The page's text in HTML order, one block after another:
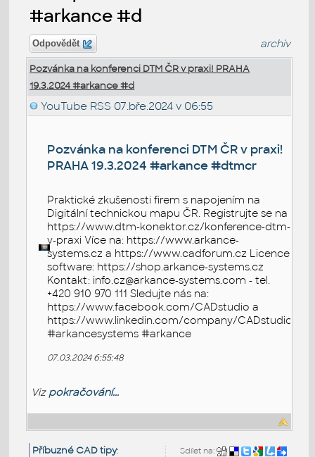
#arkance #d
Odpovědět archiv
Pozvánka na konferenci DTM ČR v praxi! PRAHA
19.3.2024 #arkance #d
YouTube RSS 07.bře.2024 v 06:55
Pozvánka na konferenci DTM ČR v praxi!
PRAHA 19.3.2024 #arkance #dtmcr
Praktické zkušenosti firem s napojením na
Digitální technickou mapu ČR. Registrujte se na
https://www.dtm-konektor.cz/konference-dtm-
v-praxi Více na: https://www.arkance-
systems.cz a https://www.cadforum.cz Licence
software: https://shop.arkance-systems.cz
Kontakt: info.cz@arkance-systems.com - tel.
+420 910 970 111 Sledujte nás na:
https://www.facebook.com/CADstudio a
https://www.linkedin.com/company/CADstudio
#arkancesystems #arkance
07.03.2024 6:55:48
Viz pokračování...
Sdílet na:
Příbuzné CAD tipy: